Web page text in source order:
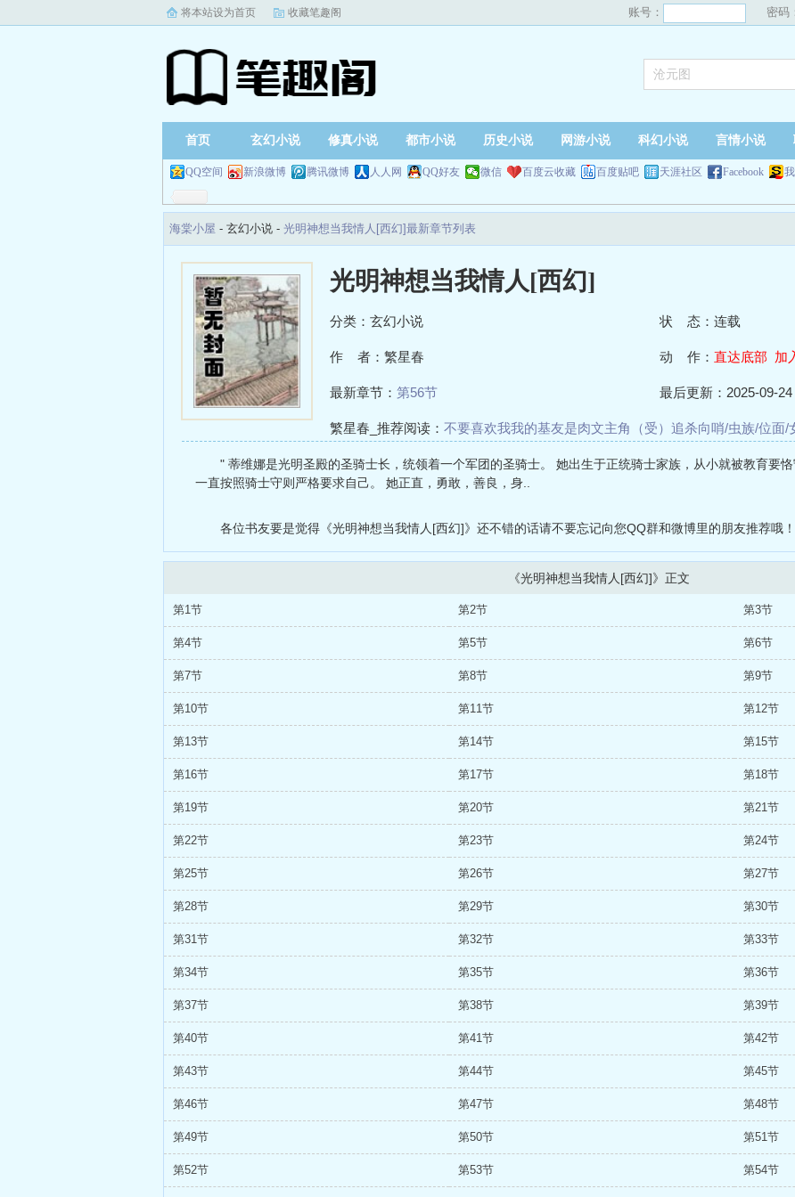
将本站设为首页 收藏笔趣阁 账号： 密码
首页 玄幻小说 修真小说 都市小说 历史小说 网游小说 科幻小说 言情小说
QQ空间 新浪微博 腾讯微博 人人网 QQ好友 微信 百度云收藏 百度贴吧 天涯社区 Facebook
海棠小屋 - 玄幻小说 - 光明神想当我情人[西幻]最新章节列表
光明神想当我情人[西幻]
分类：玄幻小说 状 态：连载
作 者：繁星春 动 作： 直达底部 加
最新章节： 第56节 最后更新：2025-09-24
繁星春_推荐阅读： 不要喜欢我我的基友是肉文主角（受） 追杀向哨/虫族/位面/
" 蒂维娜是光明圣殿的圣骑士长，统领着一个军团的圣骑士。 她出生于正统骑士家族，从小就被教育要
一直按照骑士守则严格要求自己。 她正直，勇敢，善良，身..
各位书友要是觉得《光明神想当我情人[西幻]》还不错的话请不要忘记向您QQ群和微博里的朋友推荐哦！
《光明神想当我情人[西幻]》正文
第1节 第2节 第3节
第4节 第5节 第6节
第7节 第8节 第9节
第10节 第11节 第12节
第13节 第14节 第15节
第16节 第17节 第18节
第19节 第20节 第21节
第22节 第23节 第24节
第25节 第26节 第27节
第28节 第29节 第30节
第31节 第32节 第33节
第34节 第35节 第36节
第37节 第38节 第39节
第40节 第41节 第42节
第43节 第44节 第45节
第46节 第47节 第48节
第49节 第50节 第51节
第52节 第53节 第54节